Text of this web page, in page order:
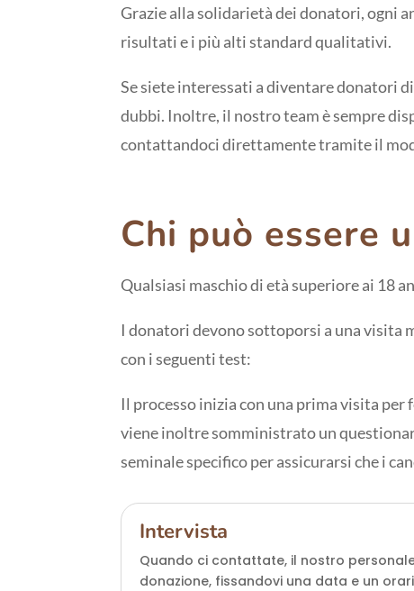
Grazie alla solidarietà dei donatori, ogni
risultati e i più alti standard qualitativi.
Se siete interessati a diventare donatori
dubbi. Inoltre, il nostro team è sempre
contattandoci direttamente tramite il
Chi può essere
Qualsiasi maschio di età superiore ai 18
I donatori devono sottoporsi a una visita
con i seguenti test:
Il processo inizia con una prima visita
viene inoltre somministrato un
seminale specifico per assicurarsi che i
Intervista
Quando ci contattate, il nostro
donazione, fissandovi una data e un